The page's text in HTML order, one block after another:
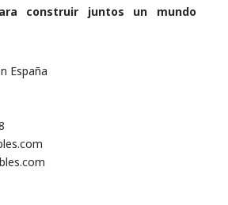
construir juntos un mundo
España